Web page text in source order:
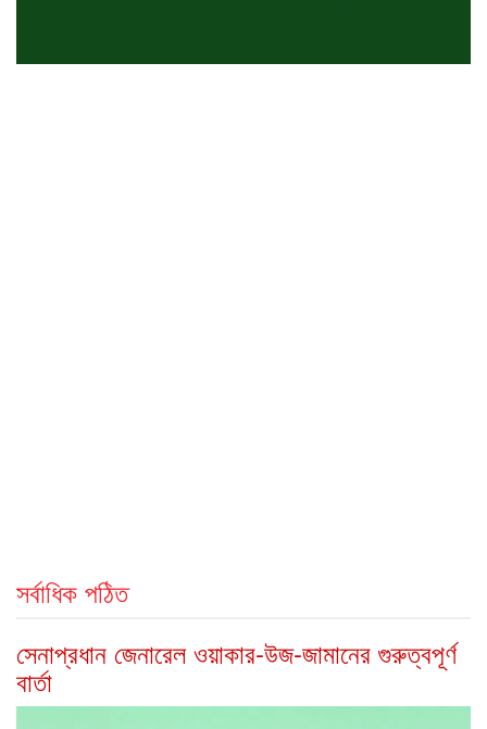
সর্বাধিক পঠিত
সেনাপ্রধান জেনারেল ওয়াকার-উজ-জামানের গুরুত্বপূর্ণ
বার্তা